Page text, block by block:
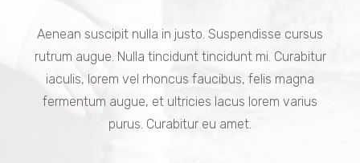
Aenean suscipit nulla in justo. Suspendisse cursus
rutrum augue. Nulla tincidunt tincidunt mi. Curabitur
iaculis, lorem vel rhoncus faucibus, felis magna
fermentum augue, et ultricies lacus lorem varius
purus. Curabitur eu amet.